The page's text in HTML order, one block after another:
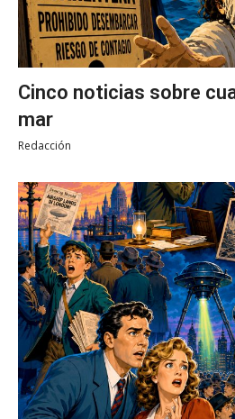
Cinco noticias sobre
mar
Redacción